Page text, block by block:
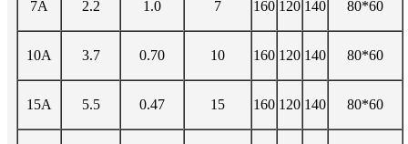
7A 2.2 1.0 7 160 120 140 80*60
10A 3.7 0.70 10 160 120 140 80*60
15A 5.5 0.47 15 160 120 140 80*60